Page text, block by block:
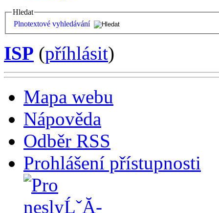
Hledat
Plnotextové vyhledávání
ISP (příhlásit)
Mapa webu
Nápověda
Odběr RSS
Prohlášení přístupnosti